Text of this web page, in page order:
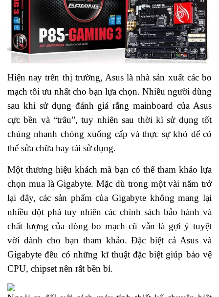
Hiện nay trên thị trường, Asus là nhà sản xuất các bo
mạch tối ưu nhất cho bạn lựa chọn. Nhiều người dùng
sau khi sử dụng đánh giá rằng mainboard của Asus
cực bền và “trâu”, tuy nhiên sau thời kì sử dụng tốt
chúng nhanh chóng xuống cấp và thực sự khó để có
thể sửa chữa hay tái sử dụng.
Một thương hiệu khách mà bạn có thể tham khảo lựa
chọn mua là Gigabyte. Mặc dù trong một vài năm trở
lại đây, các sản phẩm của Gigabyte không mang lại
nhiều đột phá tuy nhiên các chính sách bảo hành và
chất lượng của dòng bo mạch cũ vẫn là gợi ý tuyệt
vời dành cho bạn tham khảo. Đặc biệt cả Asus và
Gigabyte đều có những kĩ thuật đặc biệt giúp bảo vệ
CPU, chipset nên rất bền bỉ.